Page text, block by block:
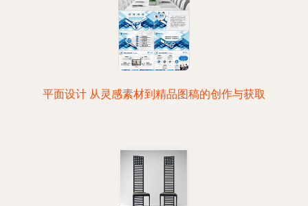
平面设计 从灵感素材到精品图稿的创作与获取